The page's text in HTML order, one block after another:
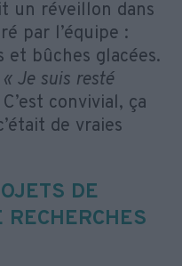
un réveillon dans
par l’équipe :
bûches glacées.
« Je suis resté
C’est convivial, ça
de vraies
DE
RECHERCHES